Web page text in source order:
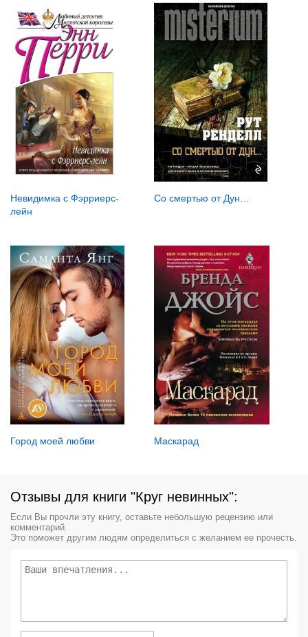
Невидимка с Фэрриерс-
лейн
Со смертью от Дун…
Город моей любви Маскарад
Отзывы для книги "Круг невинных":
Если Вы прочли эту книгу, оставьте небольшую рецензию или
комментарий.
Это поможет другим людям определиться с желанием ее прочесть.